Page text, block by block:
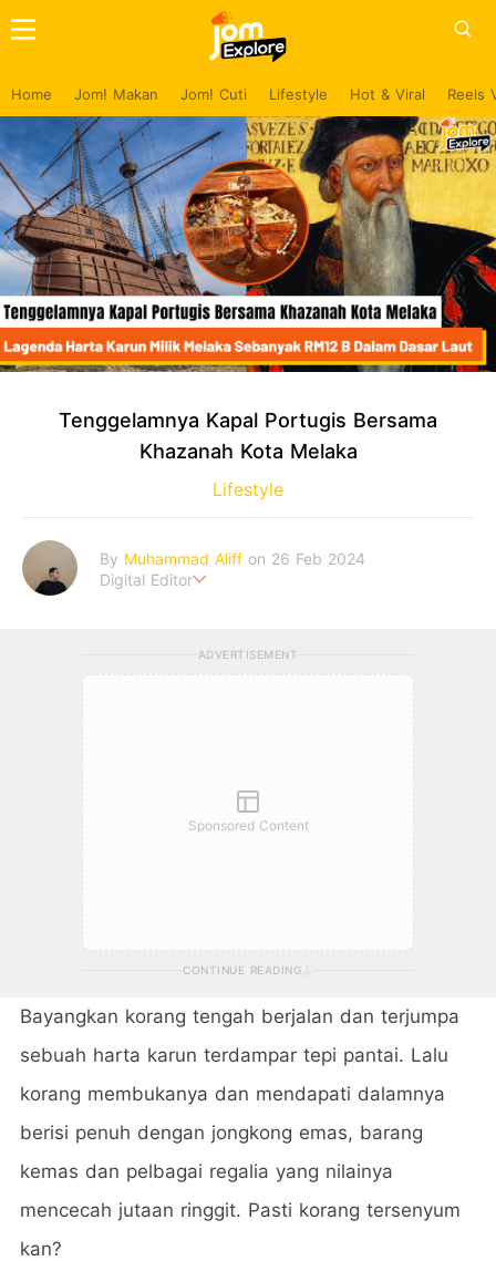
Home Jom! Makan Jom! Cuti Lifestyle Hot & Viral Reels
Tenggelamnya Kapal Portugis Bersama
Khazanah Kota Melaka
Lifestyle
By Muhammad Aliff on 26 Feb 2024
Digital Editor
ADVERTISEMENT
Sponsored Content
CONTINUE READING
Bayangkan korang tengah berjalan dan terjumpa
sebuah harta karun terdampar tepi pantai. Lalu
korang membukanya dan mendapati dalamnya
berisi penuh dengan jongkong emas, barang
kemas dan pelbagai regalia yang nilainya
mencecah jutaan ringgit. Pasti korang tersenyum
kan?